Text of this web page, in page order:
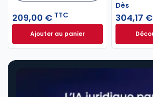
209,00 € TTC
Ajouter au panierMémento TVA 2026-2027 à
Dès
304,17 €